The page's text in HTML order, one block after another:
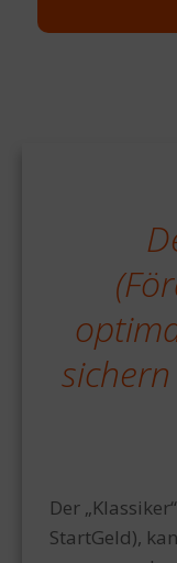
Der
StartGeld),